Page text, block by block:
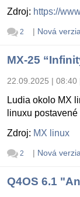
Zdroj: https://
2 | Nová verzia
MX-25
22.09.2025 | 08:40
Ludia okolo MX
linuxu
Zdroj: MX linux
2 | Nová verzia
Q4OS 6.1